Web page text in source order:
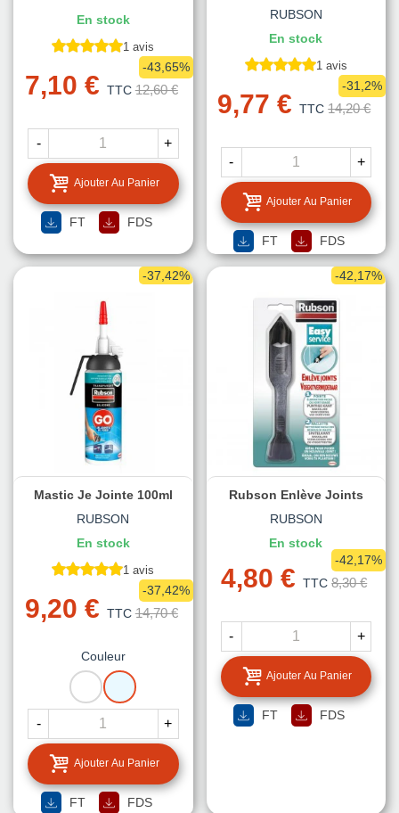
En stock
1 avis
7,10 € TTC 12,60 €
-43,65%
- +
Ajouter Au Panier
FT FDS
RUBSON
En stock
1 avis
9,77 € TTC 14,20 €
-31,2%
- +
Ajouter Au Panier
FT FDS
-37,42%
Mastic Je Jointe 100ml
RUBSON
En stock
1 avis
9,20 € TTC 14,70 €
-37,42%
Couleur
BLANC TRANSLUCIDE
- +
Ajouter Au Panier
FT FDS
-42,17%
Rubson Enlève Joints
RUBSON
En stock
4,80 € TTC 8,30 €
-42,17%
- +
Ajouter Au Panier
FT FDS